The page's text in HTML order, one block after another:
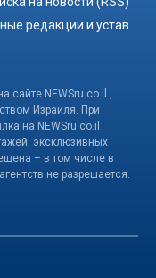
редакции и устав
сайте NEWSru.co.il ,
Израиля. При
на NEWSru.co.il
эксклюзивных
– в том числе в
не разрешается.